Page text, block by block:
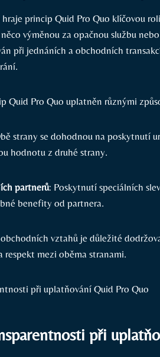
princip Quid Pro Quo klíčovou
výměnou za opačnou službu
při jednáních a obchodních
Quid Pro Quo uplatněn různými
strany se dohodnou na poskytnutí
hodnotu z druhé strany.
partnerů: Poskytnutí speciálních
benefity od partnera.
vztahů je důležité
respekt mezi oběma stranami.
při